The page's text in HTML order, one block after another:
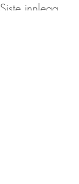
Siste innlegg